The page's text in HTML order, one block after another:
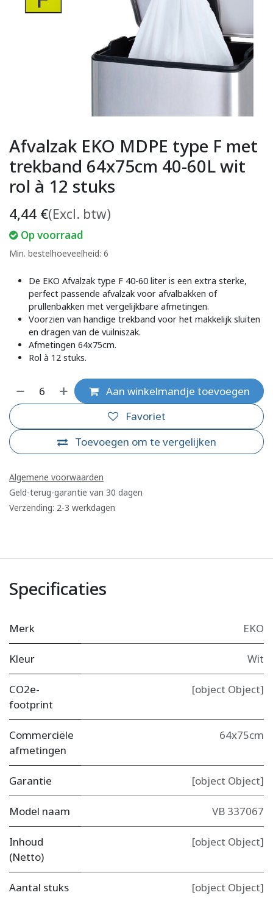
Afvalzak EKO MDPE type F met
trekband 64x75cm 40-60L wit
rol à 12 stuks
4,44 €(Excl. btw)
Op voorraad
Min. bestelhoeveelheid: 6
De EKO Afvalzak type F 40-60 liter is een extra sterke,
perfect passende afvalzak voor afvalbakken of
prullenbakken met vergelijkbare afmetingen.
Voorzien van handige trekband voor het makkelijk sluiten
en dragen van de vuilniszak.
Afmetingen 64x75cm.
Rol à 12 stuks.
Aan winkelmandje toevoegen
Toevoegen om te vergelijken
Favoriet
Algemene voorwaarden
Geld-terug-garantie van 30 dagen
Verzending: 2-3 werkdagen
Specificaties
Merk EKO
Kleur Wit
CO2e-
footprint
[object Object]
Commerciële
afmetingen
64x75cm
Garantie [object Object]
Model naam VB 337067
Inhoud
(Netto)
[object Object]
Aantal stuks [object Object]